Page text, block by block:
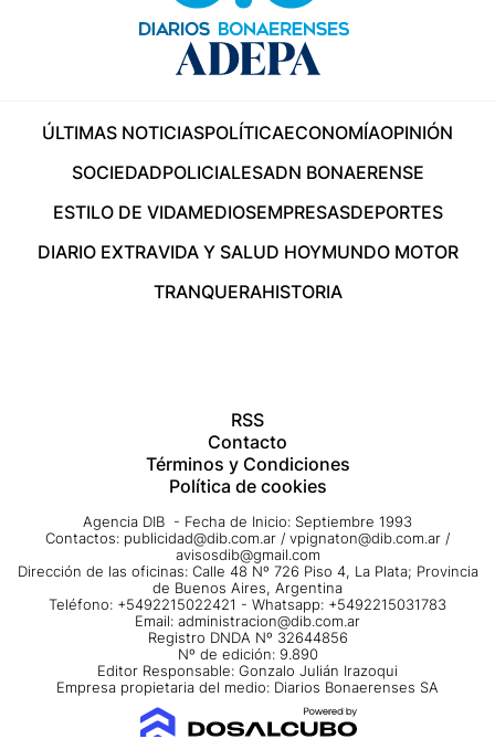
ÚLTIMAS NOTICIASPOLÍTICAECONOMÍAOPINIÓN
SOCIEDADPOLICIALESADN BONAERENSE
ESTILO DE VIDAMEDIOSEMPRESASDEPORTES
DIARIO EXTRAVIDA Y SALUD HOYMUNDO MOTOR
TRANQUERAHISTORIA
RSS
Contacto
Términos y Condiciones
Política de cookies
Agencia DIB - Fecha de Inicio: Septiembre 1993
Contactos: publicidad@dib.com.ar / vpignaton@dib.com.ar /
avisosdib@gmail.com
Dirección de las oficinas: Calle 48 Nº 726 Piso 4, La Plata; Provincia
de Buenos Aires, Argentina
Teléfono: +5492215022421 - Whatsapp: +5492215031783
Email: administracion@dib.com.ar
Registro DNDA Nº 32644856
Nº de edición: 9.890
Editor Responsable: Gonzalo Julián Irazoqui
Empresa propietaria del medio: Diarios Bonaerenses SA